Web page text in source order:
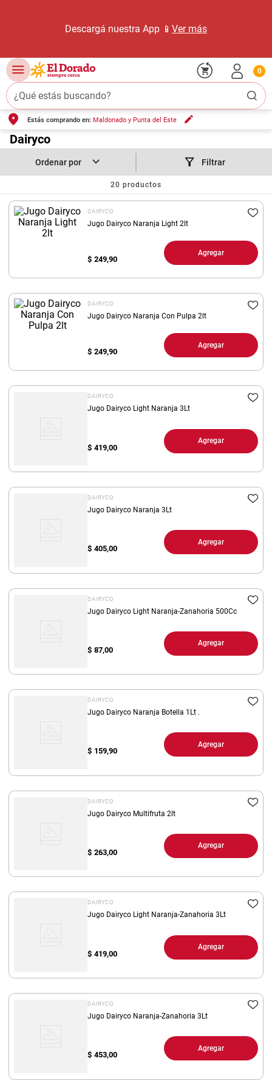
Descargá nuestra App 📱 Ver más
¿Qué estás buscando?
0
Estás comprando en: Maldonado y Punta del Este
Dairyco
Filtrar
20 productos
DAIRYCO
Jugo Dairyco Naranja Light 2lt
$ 249,90
Agregar
DAIRYCO
Jugo Dairyco Naranja Con Pulpa 2lt
$ 249,90
Agregar
DAIRYCO
Jugo Dairyco Light Naranja 3Lt
$ 419,00
Agregar
DAIRYCO
Jugo Dairyco Naranja 3Lt
$ 405,00
Agregar
DAIRYCO
Jugo Dairyco Light Naranja-Zanahoria 500Cc
$ 87,00
Agregar
DAIRYCO
Jugo Dairyco Naranja Botella 1Lt .
$ 159,90
Agregar
DAIRYCO
Jugo Dairyco Multifruta 2lt
$ 263,00
Agregar
DAIRYCO
Jugo Dairyco Light Naranja-Zanahoria 3Lt
$ 419,00
Agregar
DAIRYCO
Jugo Dairyco Naranja-Zanahoria 3Lt
$ 453,00
Agregar
TÉRMINOS MÁS BUSCADOS
leche
4. queso
5 . pollo
. bondiola
. fideos